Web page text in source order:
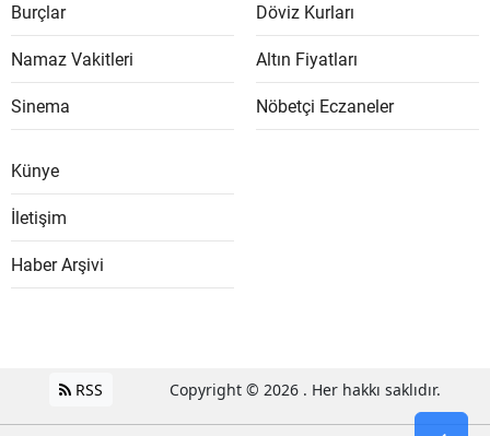
Burçlar
Namaz Vakitleri
Sinema
Döviz Kurları
Altın Fiyatları
Nöbetçi Eczaneler
Künye
İletişim
Haber Arşivi
RSS Copyright © 2026 . Her hakkı saklıdır.